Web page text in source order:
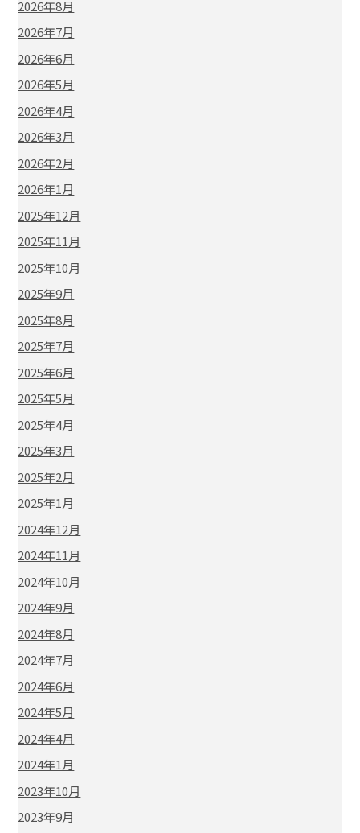
2026年8月
2026年7月
2026年6月
2026年5月
2026年4月
2026年3月
2026年2月
2026年1月
2025年12月
2025年11月
2025年10月
2025年9月
2025年8月
2025年7月
2025年6月
2025年5月
2025年4月
2025年3月
2025年2月
2025年1月
2024年12月
2024年11月
2024年10月
2024年9月
2024年8月
2024年7月
2024年6月
2024年5月
2024年4月
2024年1月
2023年10月
2023年9月